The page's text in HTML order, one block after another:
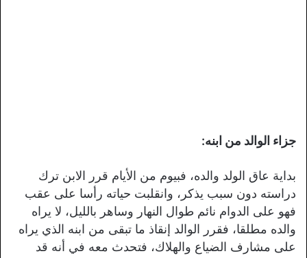
جزاء الوالد من ابنه:
بداية عاق الولد والده، فبيوم من الأيام قرر الابن ترك
دراسته دون سبب يذكر، وانقلبت حياته رأسا على عقب
فهو على الدوام نائم طوال النهار وساهر بالليل، لا يراه
والده مطلقا، فقرر الوالد إنقاذ ما تبقى من ابنه الذي يراه
على مشارف الضياع والهلاك، فتحدث معه في أنه قد